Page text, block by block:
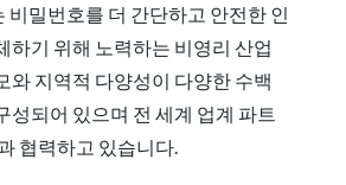
비밀번호를 더 간단하고 안전한 인
하기 위해 노력하는 비영리 산업
와 지역적 다양성이 다양한 수백
성되어 있으며 전 세계 업계 파트
협력하고 있습니다.